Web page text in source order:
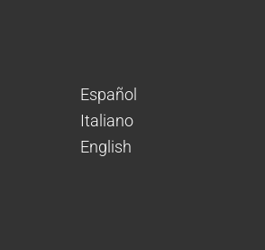
Español
Italiano
English